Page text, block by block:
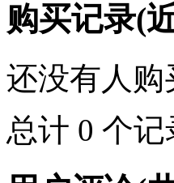
购买记录(
还没有人购
总计 0 个